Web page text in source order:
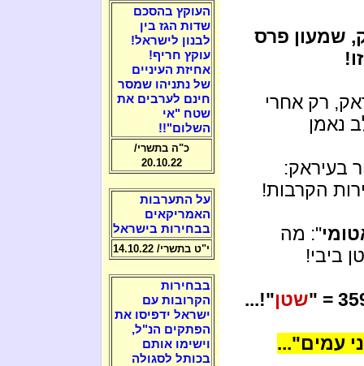
שמעון פרס
רק אחרי
נאמן
בעיראק:
הקרבות!
": מה
ביבי!
שטן"!...
עמים"...
העוקץ בהסכם
שדות הגז בין
לבנון לישראל!
עוקץ חריף!
אחיזת העיניים
של נתניהו שמסר
חינם לערבים את
שטח "אי
השלום"!!
כ"ה בתשרי/
20.10.22
על התערבות
האמריקאים
בבחירות בישראל
י"ט בתשרי/ 14.10.22
בבחירות
הקרובות עם
ישראל ידפיסו את
הפתקים הנ"ל,
וישימו אותם
בכותל לסגולה